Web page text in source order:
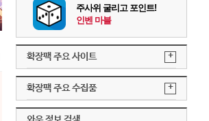
주사위 굴리고 포인트!
인벤 마블
확장팩 주요 사이트 +
확장팩 주요 수집품 +